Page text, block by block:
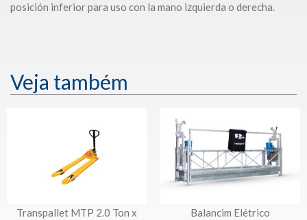
posición inferior para uso con la mano izquierda o derecha.
Veja também
Transpallet MTP 2.0 Ton x
Balancim Elétrico